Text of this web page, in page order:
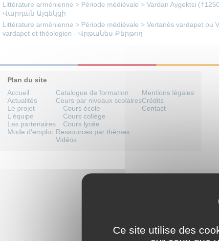
Littérature arménienne > Période médiévale > Vardan Aygektsi
Վարդան Այգեկցի
Littérature arménienne > Période médiévale > Vertanès vardapet ou
vardapet et théologien - Վրթանես Քերթող
Plan du site
Accueil
Actualités
Le projet
L'équipe
Les partenaires
Mode d'emploi
Catalogue de formation
Cours par niveaux scolaires
Cours école
Cours collège
Cours lycée
Ressources par thèmes
Vidéos
Mentions légales
Crédits
Contact
Ce site utilise des